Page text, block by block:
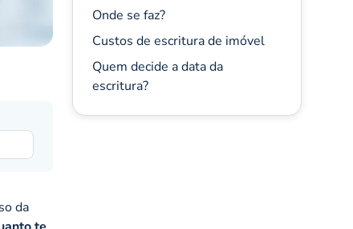
da
Onde se faz?
Custos de escritura de imóvel
Quem decide a data da
escritura?